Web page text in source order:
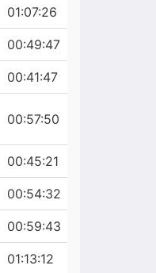
01:07:26
00:49:47
00:41:47
00:57:50
00:45:21
00:54:32
00:59:43
01:13:12